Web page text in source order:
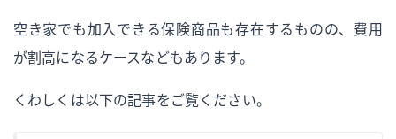
空き家でも加入できる保険商品も存在するものの、費用
が割高になるケースなどもあります。
くわしくは以下の記事をご覧ください。